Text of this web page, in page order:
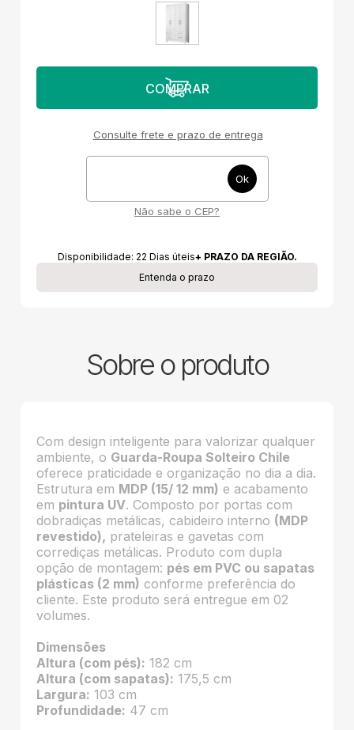
Consulte frete e prazo de entrega
Não sabe o CEP?
Disponibilidade: 22 Dias úteis+ PRAZO DA REGIÃO.
Entenda o prazo
Sobre o produto
Com design inteligente para valorizar qualquer
ambiente, o Guarda-Roupa Solteiro Chile
oferece praticidade e organização no dia a dia.
Estrutura em MDP (15/ 12 mm) e acabamento
em pintura UV. Composto por portas com
dobradiças metálicas, cabideiro interno (MDP
revestido), prateleiras e gavetas com
corrediças metálicas. Produto com dupla
opção de montagem: pés em PVC ou sapatas
plásticas (2 mm) conforme preferência do
cliente. Este produto será entregue em 02
volumes.
Dimensões
Altura (com pés): 182 cm
Altura (com sapatas): 175,5 cm
Largura: 103 cm
Profundidade: 47 cm